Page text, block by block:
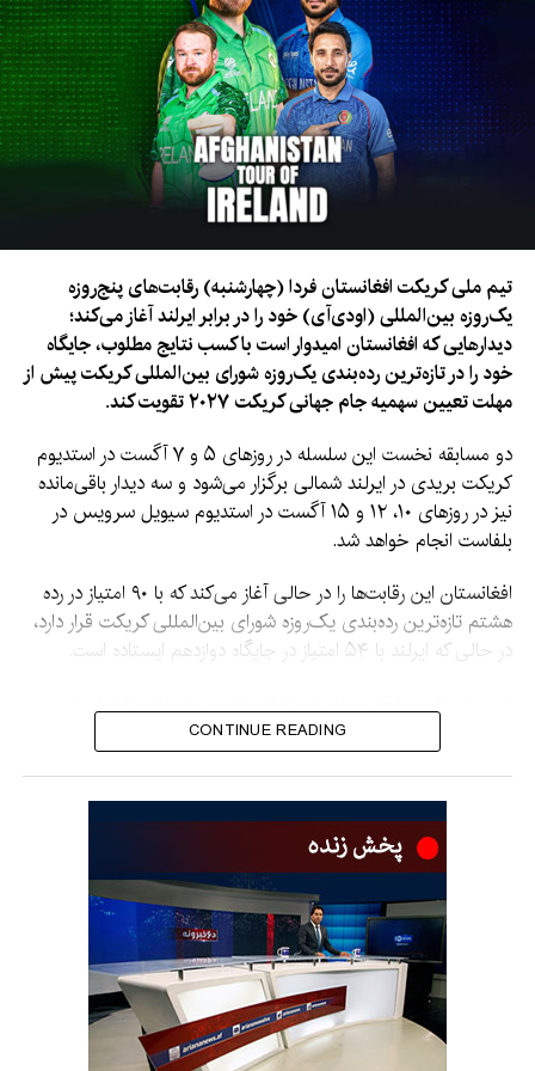
ایرلند برای خلق شگفتی حدود ۳۵ درصد باشد.
این سلسله مسابقات از ۵ تا ۱۵ آگست برگزار می‌شود و مسابقات در
استدیوم‌های بریدی کریکت کلب و استورمونت شهر بلفاست انجام
خواهد شد.
تلویزیون آریانا این مسابقات را به صورت زنده در سراسر افغانستان
تیم ملی کریکت افغانستان فردا (چهارشنبه) رقابت‌های پنج‌روزه
یک‌روزه بین‌المللی (او‌دی‌آی) خود را در برابر ایرلند آغاز می‌کند؛
دیدارهایی که افغانستان امیدوار است با کسب نتایج مطلوب، جایگاه
خود را در تازه‌ترین رده‌بندی یک‌روزه شورای بین‌المللی کریکت پیش از
مهلت تعیین سهمیه جام جهانی کریکت ۲۰۲۷ تقویت کند.
دو مسابقه نخست این سلسله در روزهای ۵ و ۷ آگست در استدیوم
کریکت بریدی در ایرلند شمالی برگزار می‌شود و سه دیدار باقی‌مانده
نیز در روزهای ۱۰، ۱۲ و ۱۵ آگست در استدیوم سیویل سرویس در
بلفاست انجام خواهد شد.
افغانستان این رقابت‌ها را در حالی آغاز می‌کند که با ۹۰ امتیاز در رده
هشتم تازه‌ترین رده‌بندی یک‌روزه شورای بین‌المللی کریکت قرار دارد،
در حالی که ایرلند با ۵۴ امتیاز در جایگاه دوازدهم ایستاده است.
این سلسله مسابقات برای هر دو تیم اهمیت ویژه‌ای دارد، زیرا
هشت تیم برتر رده‌بندی، به استثنای میزبان مسابقات، افریقای
جنوبی، به‌طور مستقیم به این رقابت‌ها صعود خواهند کرد.
افغانستان در دیدارهای اخیر برابر ایرلند عملکرد برتری داشته و شش
مسابقه یک‌روزه اخیر خود را برابر این تیم با پیروزی پشت سر
گذاشته است. آخرین برد ایرلند مقابل افغانستان در مسابقات
یک‌روزه به ماه مارچ سال ۲۰۱۹ بازمی‌گردد.
این سلسله، نخستین رقابت یک‌روزه رحمت شاه به‌عنوان کاپیتان
CONTINUE READING